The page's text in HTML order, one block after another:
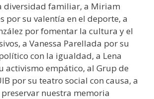
diversidad familiar, a Miriam
por su valentía en el deporte, a
por fomentar la cultura y el
a Vanessa Parellada por su
con la igualdad, a Lena
activismo empático, al Grup de
por su teatro social con causa, a
nuestra memoria